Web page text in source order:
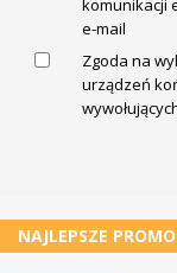
e-mail
Zgoda na
urządzeń
NAJLEPSZE